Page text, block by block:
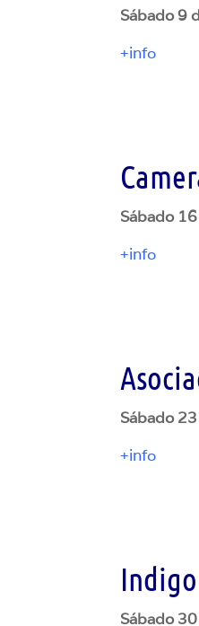
Sábado 9
+info
Sábado
+info
Sábado
+info
Sábado